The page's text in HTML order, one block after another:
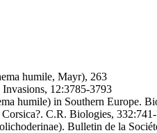
humile, Mayr), 263
12:3785-3793
humile) in Southern Europe.
. C.R. Biologies, 332:741-
. Bulletin de la